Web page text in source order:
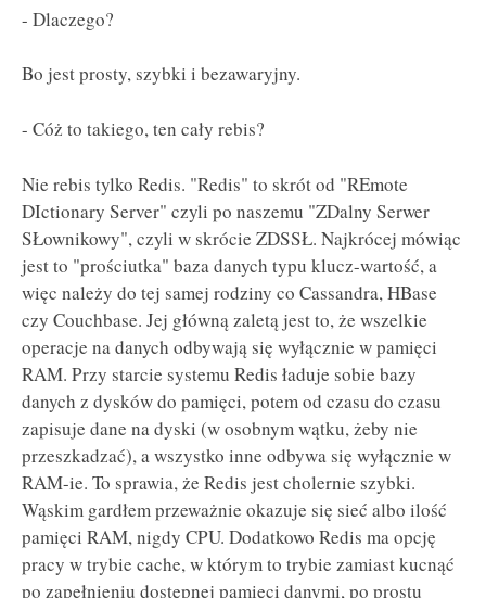
- Dlaczego?
Bo jest prosty, szybki i bezawaryjny.
- Cóż to takiego, ten cały rebis?
Nie rebis tylko Redis. "Redis" to skrót od "REmote
DIctionary Server" czyli po naszemu "ZDalny Serwer
SŁownikowy", czyli w skrócie ZDSSŁ. Najkrócej mówiąc
jest to "prościutka" baza danych typu klucz-wartość, a
więc należy do tej samej rodziny co Cassandra, HBase
czy Couchbase. Jej główną zaletą jest to, że wszelkie
operacje na danych odbywają się wyłącznie w pamięci
RAM. Przy starcie systemu Redis ładuje sobie bazy
danych z dysków do pamięci, potem od czasu do czasu
zapisuje dane na dyski (w osobnym wątku, żeby nie
przeszkadzać), a wszystko inne odbywa się wyłącznie w
RAM-ie. To sprawia, że Redis jest cholernie szybki.
Wąskim gardłem przeważnie okazuje się sieć albo ilość
pamięci RAM, nigdy CPU. Dodatkowo Redis ma opcję
pracy w trybie cache, w którym to trybie zamiast kucnąć
po zapełnieniu dostępnej pamięci danymi, po prostu